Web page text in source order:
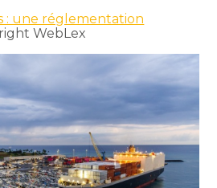
: une réglementation
WebLex